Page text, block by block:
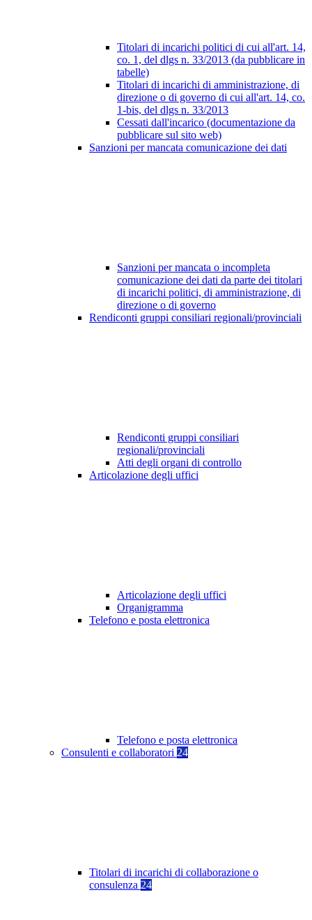
Titolari di incarichi politici di cui all'art. 14,
co. 1, del dlgs n. 33/2013 (da pubblicare in
tabelle)
Titolari di incarichi di amministrazione, di
direzione o di governo di cui all'art. 14, co.
1-bis, del dlgs n. 33/2013
Cessati dall'incarico (documentazione da
pubblicare sul sito web)
Sanzioni per mancata comunicazione dei dati
Sanzioni per mancata o incompleta
comunicazione dei dati da parte dei titolari
di incarichi politici, di amministrazione, di
direzione o di governo
Rendiconti gruppi consiliari regionali/provinciali
Rendiconti gruppi consiliari
regionali/provinciali
Atti degli organi di controllo
Articolazione degli uffici
Articolazione degli uffici
Organigramma
Telefono e posta elettronica
Telefono e posta elettronica
Consulenti e collaboratori 24
Titolari di incarichi di collaborazione o
consulenza 24